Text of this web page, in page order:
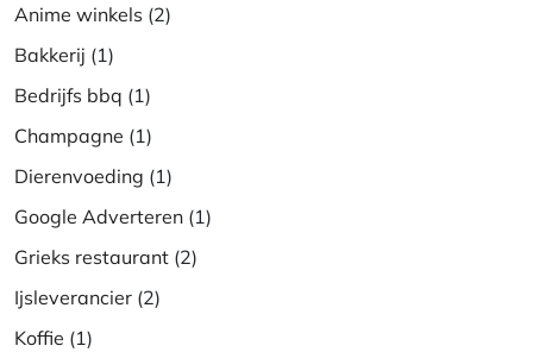
Anime winkels (2)
Bakkerij (1)
Bedrijfs bbq (1)
Champagne (1)
Dierenvoeding (1)
Google Adverteren (1)
Grieks restaurant (2)
Ijsleverancier (2)
Koffie (1)